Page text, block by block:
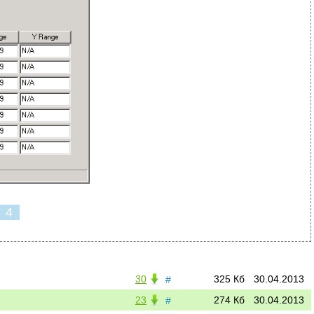
4
# 30.04.2013
325 Кб
30
#
30.04.2013
274 Кб
23